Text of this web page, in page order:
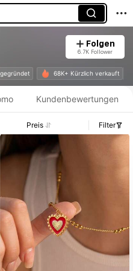
Folgen
6.7K Follower
68K+ Kürzlich verkauft
und Lagerbestandsdetails.
Kundenbewertungen
Preis Filter